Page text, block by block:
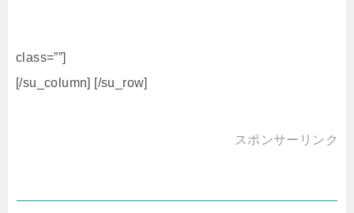
class=””]
[/su_column] [/su_row]
スポンサーリンク